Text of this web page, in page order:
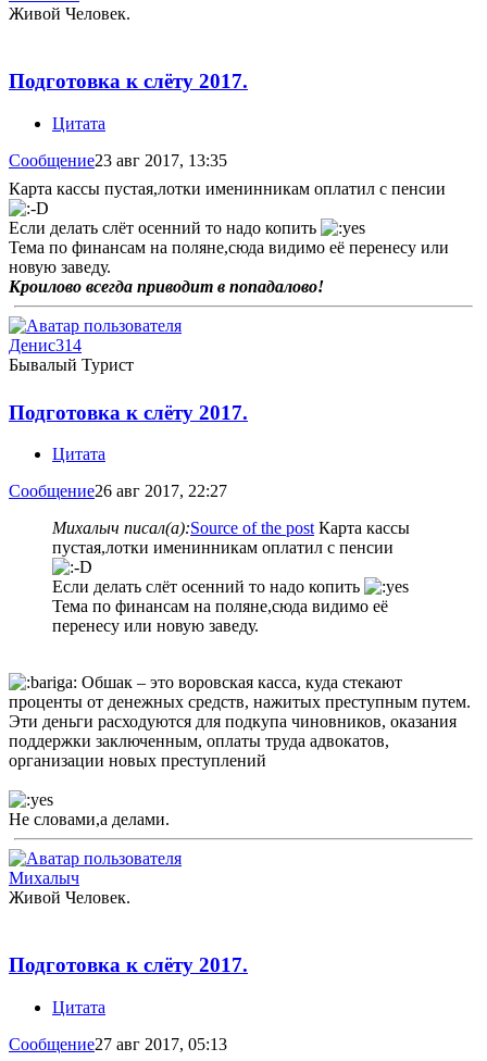
Живой Человек.
Подготовка к слёту 2017.
Цитата
Сообщение23 авг 2017, 13:35
Карта кассы пустая,лотки именинникам оплатил с пенсии
Если делать слёт осенний то надо копить
Тема по финансам на поляне,сюда видимо её перенесу или
новую заведу.
Кроилово всегда приводит в попадалово!
Денис314
Бывалый Турист
Подготовка к слёту 2017.
Цитата
Сообщение26 авг 2017, 22:27
Михалыч писал(а):Source of the post Карта кассы
пустая,лотки именинникам оплатил с пенсии
Если делать слёт осенний то надо копить
Тема по финансам на поляне,сюда видимо её
перенесу или новую заведу.
Обшак – это воровская касса, куда стекают
проценты от денежных средств, нажитых преступным путем.
Эти деньги расходуются для подкупа чиновников, оказания
поддержки заключенным, оплаты труда адвокатов,
организации новых преступлений
Не словами,а делами.
Михалыч
Живой Человек.
Подготовка к слёту 2017.
Цитата
Сообщение27 авг 2017, 05:13